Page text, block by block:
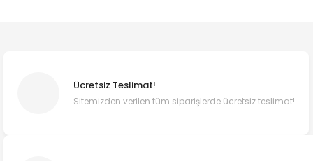
Ücretsiz Teslimat!
Sitemizden verilen tüm siparişlerde ücretsiz teslimat!